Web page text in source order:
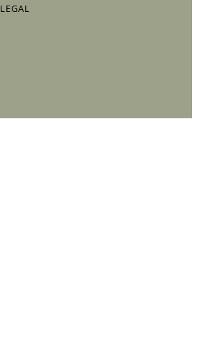
LEGAL